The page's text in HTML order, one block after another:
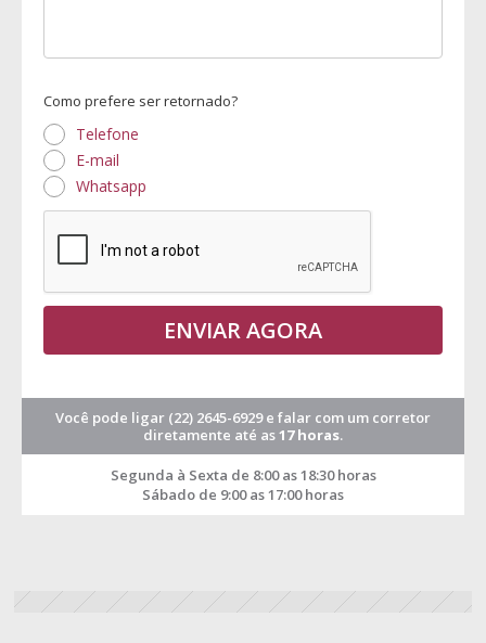
Como prefere ser retornado?
Telefone
E-mail
Whatsapp
ENVIAR AGORA
Você pode ligar (22) 2645-6929e falar com um corretor
diretamente até as17 horas.
Segunda à Sexta de 8:00 as 18:30 horas
Sábado de 9:00 as 17:00 horas